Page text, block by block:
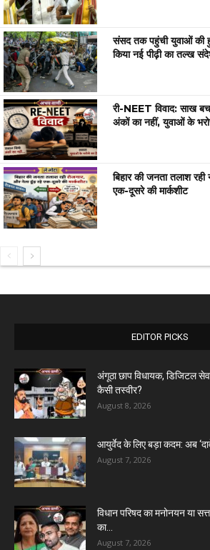
संसद तक पहुंची युवाओं की
किया नई पीढ़ी का तल्ख
री-NEET विवाद: साख
अंकों का नहीं, युवाओं के
बिहार की जनता तलाश
एक-दूसरे की मार्कशीट
EDITOR PICKS
अंगूठा छाप विधायक, डिजिटल
कैसी तस्वीर?
August 8, 2026
आयुर्वेद के लिए बड़ा कदम: अब
August 7, 2026
विधान परिषद का मनोनयन या
का...
August 7, 2026